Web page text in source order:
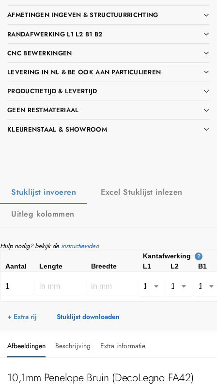
AFMETINGEN INGEVEN & STRUCTUURRICHTING
RANDAFWERKING L1 L2 B1 B2
CNC BEWERKINGEN
LEVERING IN NL & BE OOK AAN PARTICULIEREN
PRODUCTIETIJD & LEVERTIJD
GEEN RESTMATERIAAL
KLEURENSTAAL & SHOWROOM
Stuklijst invoeren
Excel Stuklijst inlezen
Uitleg kolommen
Hulp nodig? bekijk de instructievideo
Kantafwerking ?
Aantal Lengte Breedte L1 L2 B1
+ Extra rij Stuklijst downloaden
Afbeeldingen Beschrijving Extra informatie
10,1mm Penelope Bruin (DecoLegno FA42)